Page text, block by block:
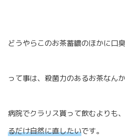
どうやらこのお茶蓄膿のほかに口
って事は、殺菌力のあるお茶なん
病院でクラリス貰って飲むよりも、
るだけ自然に直したいです。